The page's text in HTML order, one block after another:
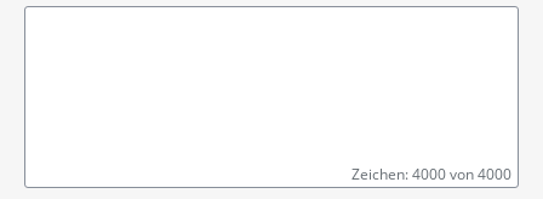
Zeichen: 4000 von 4000